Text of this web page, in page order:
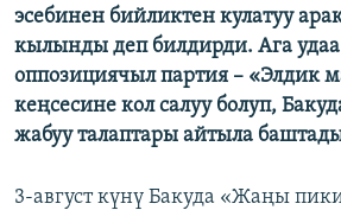
ЭЕ/АРнун бардык сайттары
эсебинен бийликтен кулатуу
кылынды деп билдирди. Ага
оппозициячыл партия – «Элдик
кеңсесине кол салуу болуп,
жабуу талаптары айтыла
3-август күнү Бакуда «Жаңы